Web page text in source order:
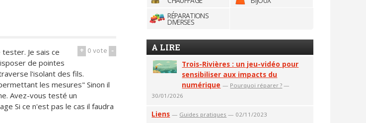
+ 0vote -
Je sais ce
de pointes
l'isolant des fils.
les mesures" Sinon il
Avez-vous testé un
Si ce n'est pas le cas il faudra
RÉPARATIONS
DIVERSES
A LIRE
Trois-Rivières : un jeu-vidéo pour
sensibiliser aux impacts du
numérique — Pourquoi réparer ? —
30/01/2026
Liens — Guides pratiques — 02/11/2023